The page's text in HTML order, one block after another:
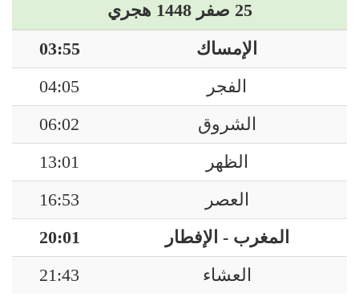
25 صفر 1448 هجري
الإمساك
03:55
الفجر
04:05
الشروق
06:02
الظهر
13:01
العصر
16:53
المغرب - الإفطار
20:01
العشاء
21:43